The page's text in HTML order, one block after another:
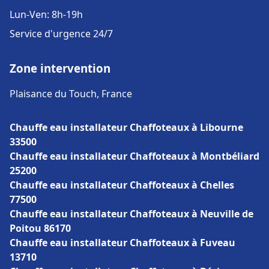
Lun-Ven: 8h-19h
Service d'urgence 24/7
Zone intervention
Plaisance du Touch, France
Chauffe eau installateur Chaffoteaux à Libourne
33500
Chauffe eau installateur Chaffoteaux à Montbéliard
25200
Chauffe eau installateur Chaffoteaux à Chelles
77500
Chauffe eau installateur Chaffoteaux à Neuville de
Poitou 86170
Chauffe eau installateur Chaffoteaux à Fuveau
13710